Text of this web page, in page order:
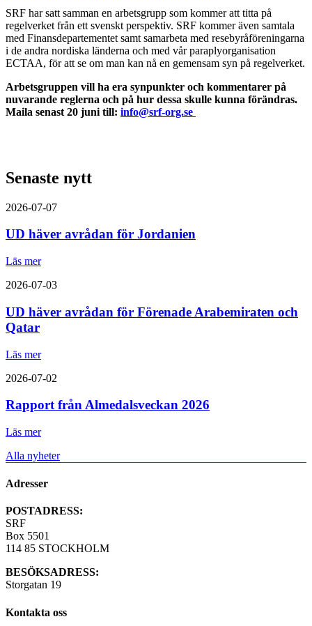
SRF har satt samman en arbetsgrupp som kommer att titta på
regelverket från ett svenskt perspektiv. SRF kommer även samtala
med Finansdepartementet samt samarbeta med resebyråföreningarna
i de andra nordiska länderna och med vår paraplyorganisation
ECTAA, för att se om man kan nå en gemensam syn på regelverket.
Arbetsgruppen vill ha era synpunkter och kommentarer på
nuvarande reglerna och på hur dessa skulle kunna förändras.
Maila senast 20 juni till: info@srf-org.se
Senaste nytt
2026-07-07
UD häver avrådan för Jordanien
Läs mer
2026-07-03
UD häver avrådan för Förenade Arabemiraten och
Qatar
Läs mer
2026-07-02
Rapport från Almedalsveckan 2026
Läs mer
Alla nyheter
Adresser
POSTADRESS:
SRF
Box 5501
114 85 STOCKHOLM
BESÖKSADRESS:
Storgatan 19
Kontakta oss